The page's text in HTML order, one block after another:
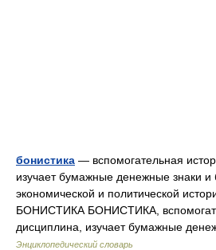
бонистика — вспомогательная
изучает бумажные денежные знаки и
экономической и политической
БОНИСТИКА БОНИСТИКА,
дисциплина, изучает бумажные
Энциклопедический словарь